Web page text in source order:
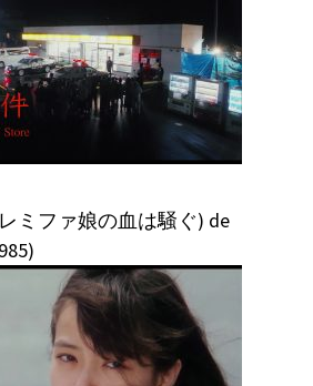
ミファ娘の血は騒ぐ) de